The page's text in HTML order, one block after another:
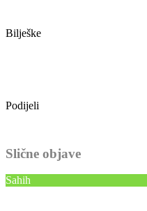
Bilješke
Podijeli
Slične objave
Sahih